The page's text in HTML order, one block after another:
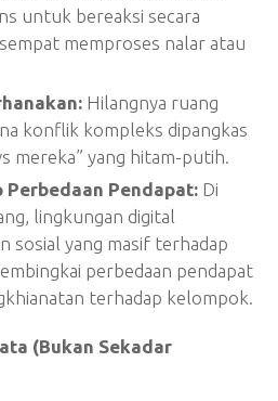
untuk bereaksi secara
memproses nalar atau
Hilangnya ruang
konflik kompleks dipangkas
mereka” yang hitam-putih.
Perbedaan Pendapat: Di
lingkungan digital
sosial yang masif terhadap
perbedaan pendapat
terhadap kelompok.
(Bukan Sekadar